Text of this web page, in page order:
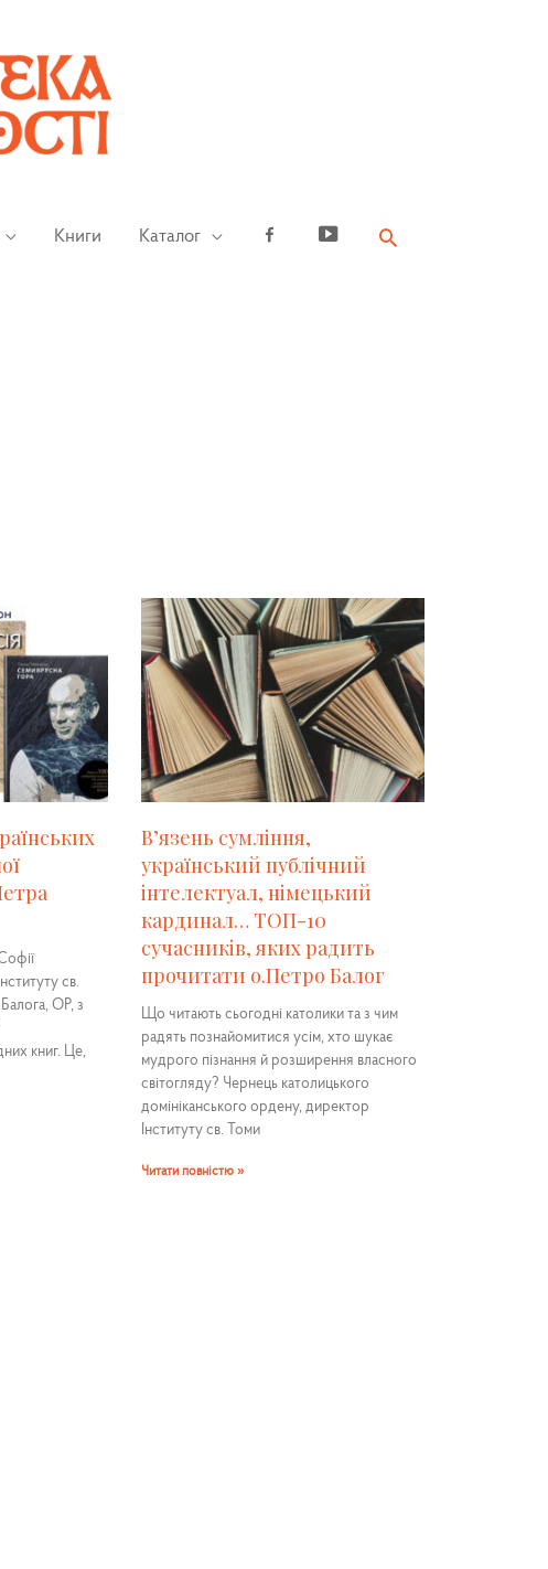
Книги
Каталог
св.
ОР, з
книг. Це,
В’язень сумління,
український публічний
інтелектуал, німецький
кардинал… ТОП-10
сучасників, яких радить
прочитати о.Петро Балог
Що читають сьогодні католики та з чим
радять познайомитися усім, хто шукає
мудрого пізнання й розширення власного
світогляду? Чернець католицького
домініканського ордену, директор
Інституту св. Томи
Читати повністю »